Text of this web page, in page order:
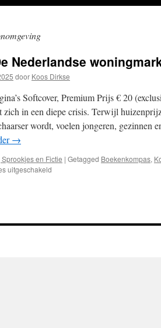
Nederlandse
door Koos Dirkse
Softcover, Premium Prijs € 20
in een diepe crisis. Terwijl
wordt, voelen jongeren, gezinnen
→
en Fictie | Getagged Boekenkompas,
uitgeschakeld
onder